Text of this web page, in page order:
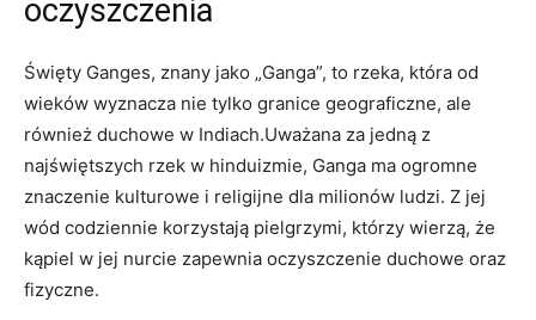
oczyszczenia
Święty Ganges, znany jako „Ganga”, to rzeka, która od
wieków wyznacza nie tylko granice geograficzne, ale
również duchowe w Indiach.Uważana za jedną z
najświętszych rzek w hinduizmie, Ganga ma ogromne
znaczenie kulturowe i religijne dla milionów ludzi. Z jej
wód codziennie korzystają pielgrzymi, którzy wierzą, że
kąpiel w jej nurcie zapewnia oczyszczenie duchowe oraz
fizyczne.